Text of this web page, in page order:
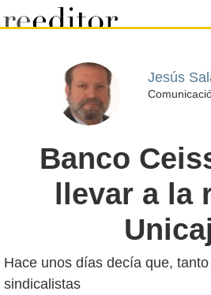
Jesús
Banco
llevar a la
Hace unos días decía que,
sindicalistas